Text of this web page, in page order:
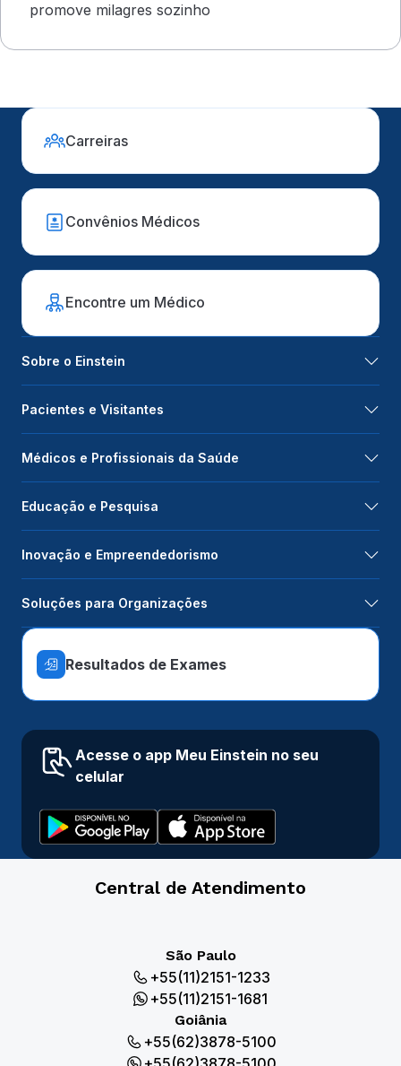
promove milagres sozinho
Carreiras
Convênios Médicos
Encontre um Médico
Sobre o Einstein
Pacientes e Visitantes
Médicos e Profissionais da Saúde
Educação e Pesquisa
Inovação e Empreendedorismo
Soluções para Organizações
Resultados de Exames
Acesse o app Meu Einstein no seu
celular
Central de Atendimento
São Paulo
+55(11)2151-1233
+55(11)2151-1681
Goiânia
+55(62)3878-5100